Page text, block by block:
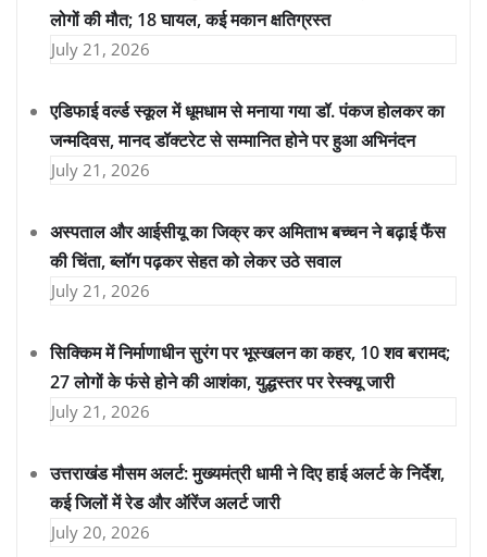
लोगों की मौत; 18 घायल, कई मकान क्षतिग्रस्त
July 21, 2026
एडिफाई वर्ल्ड स्कूल में धूमधाम से मनाया गया डॉ. पंकज होलकर का
जन्मदिवस, मानद डॉक्टरेट से सम्मानित होने पर हुआ अभिनंदन
July 21, 2026
अस्पताल और आईसीयू का जिक्र कर अमिताभ बच्चन ने बढ़ाई फैंस
की चिंता, ब्लॉग पढ़कर सेहत को लेकर उठे सवाल
July 21, 2026
सिक्किम में निर्माणाधीन सुरंग पर भूस्खलन का कहर, 10 शव बरामद;
27 लोगों के फंसे होने की आशंका, युद्धस्तर पर रेस्क्यू जारी
July 21, 2026
उत्तराखंड मौसम अलर्ट: मुख्यमंत्री धामी ने दिए हाई अलर्ट के निर्देश,
कई जिलों में रेड और ऑरेंज अलर्ट जारी
July 20, 2026